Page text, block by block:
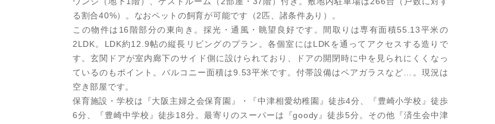
る割合40%）。なおペットの飼育が可能です（2匹、諸条件あり）。
この物件は16階部分の東向き。採光・通風・眺望良好です。間取りは専有面積55.13平米の
2LDK。LDK約12.9帖の縦長リビングのプラン。各個室にはLDKを通ってアクセスする造りで
す。玄関ドアが室内廊下のサイド側に設けられており、ドアの開閉時に中を見られにくくなっ
ているのもポイント。バルコニー面積は9.53平米です。付帯設備はペアガラスなど…。現況は
空き部屋です。
保育施設・学校は『大阪主婦之会保育園』・『中津相愛幼稚園』徒歩4分、『豊崎小学校』徒歩
6分、『豊崎中学校』徒歩18分。最寄りのスーパーは『goody』徒歩5分。その他『済生会中津